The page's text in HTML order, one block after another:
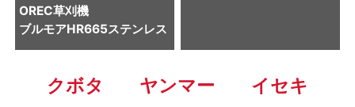
OREC草刈機
ブルモアHR665ステンレス
クボタ ヤンマー
イセキ